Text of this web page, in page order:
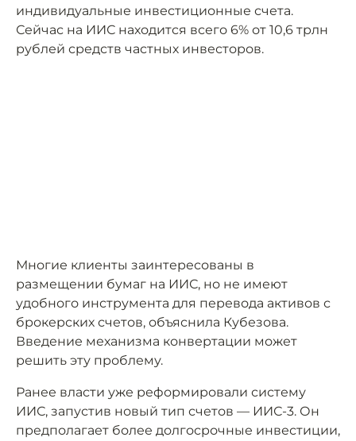
индивидуальные инвестиционные счета.
Сейчас на ИИС находится всего 6% от 10,6 трлн
рублей средств частных инвесторов.
Многие клиенты заинтересованы в
размещении бумаг на ИИС, но не имеют
удобного инструмента для перевода активов с
брокерских счетов, объяснила Кубезова.
Введение механизма конвертации может
решить эту проблему.
Ранее власти уже реформировали систему
ИИС, запустив новый тип счетов — ИИС-3. Он
предполагает более долгосрочные инвестиции,